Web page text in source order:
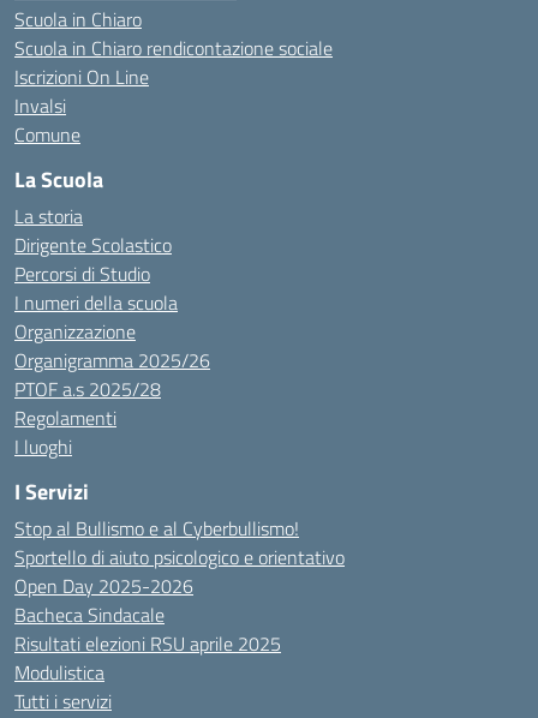
Scuola in Chiaro
Scuola in Chiaro rendicontazione sociale
Iscrizioni On Line
Invalsi
Comune
La Scuola
La storia
Dirigente Scolastico
Percorsi di Studio
I numeri della scuola
Organizzazione
Organigramma 2025/26
PTOF a.s 2025/28
Regolamenti
I luoghi
I Servizi
Stop al Bullismo e al Cyberbullismo!
Sportello di aiuto psicologico e orientativo
Open Day 2025-2026
Bacheca Sindacale
Risultati elezioni RSU aprile 2025
Modulistica
Tutti i servizi